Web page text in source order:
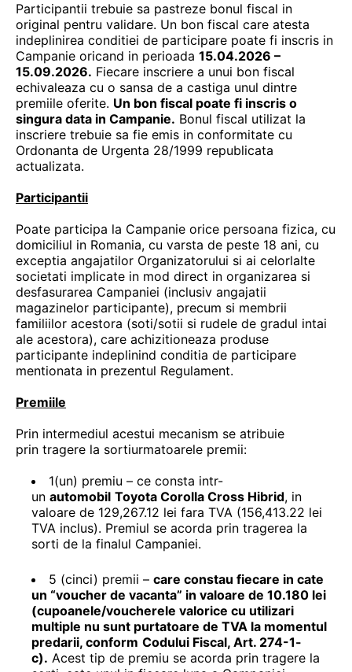
Participantii trebuie sa pastreze bonul fiscal in
original pentru validare. Un bon fiscal care atesta
indeplinirea conditiei de participare poate fi inscris in
Campanie oricand in perioada 15.04.2026 –
15.09.2026. Fiecare inscriere a unui bon fiscal
echivaleaza cu o sansa de a castiga unul dintre
premiile oferite. Un bon fiscal poate fi inscris o
singura data in Campanie. Bonul fiscal utilizat la
inscriere trebuie sa fie emis in conformitate cu
Ordonanta de Urgenta 28/1999 republicata
actualizata.
Participantii
Poate participa la Campanie orice persoana fizica, cu
domiciliul in Romania, cu varsta de peste 18 ani, cu
exceptia angajatilor Organizatorului si ai celorlalte
societati implicate in mod direct in organizarea si
desfasurarea Campaniei (inclusiv angajatii
magazinelor participante), precum si membrii
familiilor acestora (soti/sotii si rudele de gradul intai
ale acestora), care achizitioneaza produse
participante indeplinind conditia de participare
mentionata in prezentul Regulament.
Premiile
Prin intermediul acestui mecanism se atribuie
prin tragere la sortiurmatoarele premii:
1(un) premiu – ce consta intr-
un automobil Toyota Corolla Cross Hibrid, in
valoare de 129,267.12 lei fara TVA (156,413.22 lei
TVA inclus). Premiul se acorda prin tragerea la
sorti de la finalul Campaniei.
5 (cinci) premii – care constau fiecare in cate
un “voucher de vacanta” in valoare de 10.180 lei
(cupoanele/voucherele valorice cu utilizari
multiple nu sunt purtatoare de TVA la momentul
predarii, conform Codului Fiscal, Art. 274-1-
c). Acest tip de premiu se acorda prin tragere la